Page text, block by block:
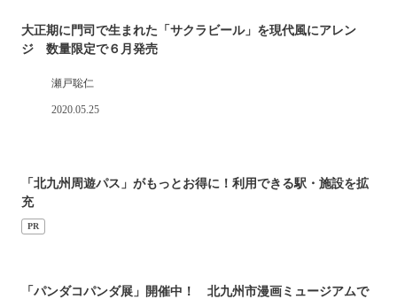
大正期に門司で生まれた「サクラビール」を現代風にアレン
ジ 数量限定で６月発売
瀬戸聡仁
2020.05.25
「北九州周遊パス」がもっとお得に！利用できる駅・施設を拡
充
PR
「パンダコパンダ展」開催中！ 北九州市漫画ミュージアムで